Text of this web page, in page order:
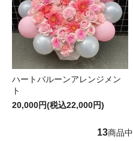
ハートバルーンアレンジメン
ト
20,000円(税込22,000円)
13商品中